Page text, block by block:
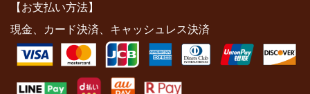
【お支払い方法】
現金、カード決済、キャッシュレス決済